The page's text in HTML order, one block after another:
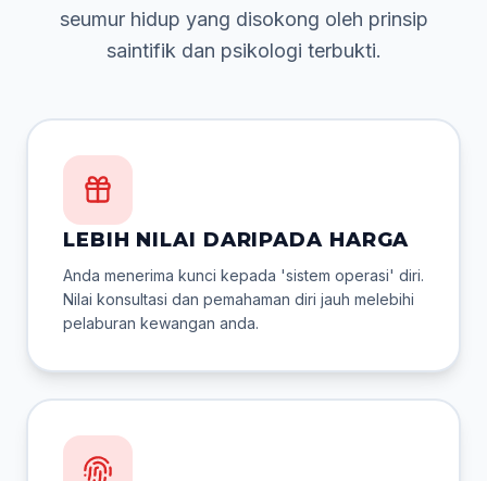
seumur hidup yang disokong oleh prinsip
saintifik dan psikologi terbukti.
LEBIH NILAI DARIPADA HARGA
Anda menerima kunci kepada 'sistem operasi' diri.
Nilai konsultasi dan pemahaman diri jauh melebihi
pelaburan kewangan anda.